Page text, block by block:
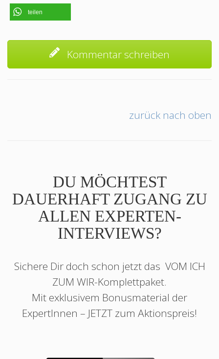
teilen
Kommentar schreiben
zurück nach oben
DU MÖCHTEST
DAUERHAFT ZUGANG ZU
ALLEN EXPERTEN-
INTERVIEWS?
Sichere Dir doch schon jetzt das VOM ICH
ZUM WIR-Komplettpaket.
Mit exklusivem Bonusmaterial der
ExpertInnen – JETZT zum Aktionspreis!